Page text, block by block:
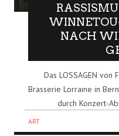
NACH
Das LOSSAGEN von
Brasserie Lorraine in
durch Konzert-
ART